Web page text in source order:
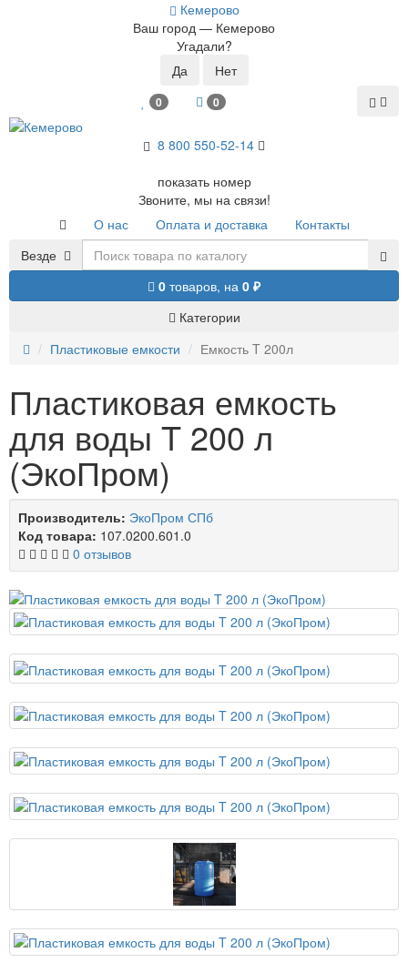
Кемерово
Ваш город — Кемерово
Угадали?
0 0
8 800 550-52-14
показать номер
Звоните, мы на связи!
О нас
Оплата и доставка
Контакты
Везде
0 товаров, на 0 ₽
Категории
Пластиковые емкости
Емкость T 200л
Пластиковая емкость
для воды T 200 л
(ЭкоПром)
Производитель: ЭкоПром СПб
Код товара: 107.0200.601.0
0 отзывов